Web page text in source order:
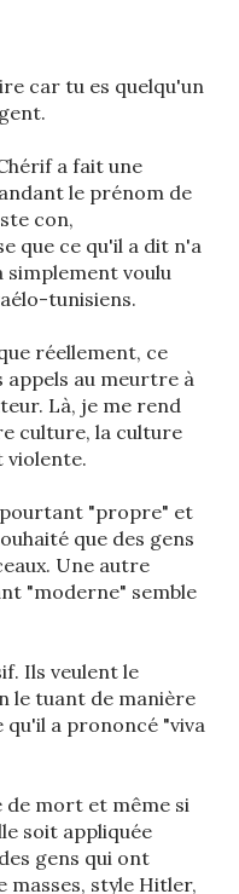
car tu es quelqu'un
a fait une
le prénom de
con,
que ce qu'il a dit n'a
simplement voulu
tunisiens.
réellement, ce
appels au meurtre à
Là, je me rend
culture, la culture
violente.
"propre" et
que des gens
Une autre
"moderne" semble
Ils veulent le
le tuant de manière
a prononcé "viva
de mort et même si
soit appliquée
gens qui ont
masses, style Hitler,